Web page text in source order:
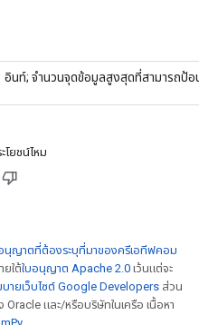
อินท์; จำนวนจุดข้อมูลสูงสุดที่สามารถป้อ
ยชน์ไหม
นุญาตที่ต้องระบุที่มาของครีเอทีฟคอม
ใต้ใบอนุญาต Apache 2.0 เว้นแต่จะ
บายเว็บไซต์ Google Developers ส่วน
Oracle และ/หรือบริษัทในเครือ เนื้อหา